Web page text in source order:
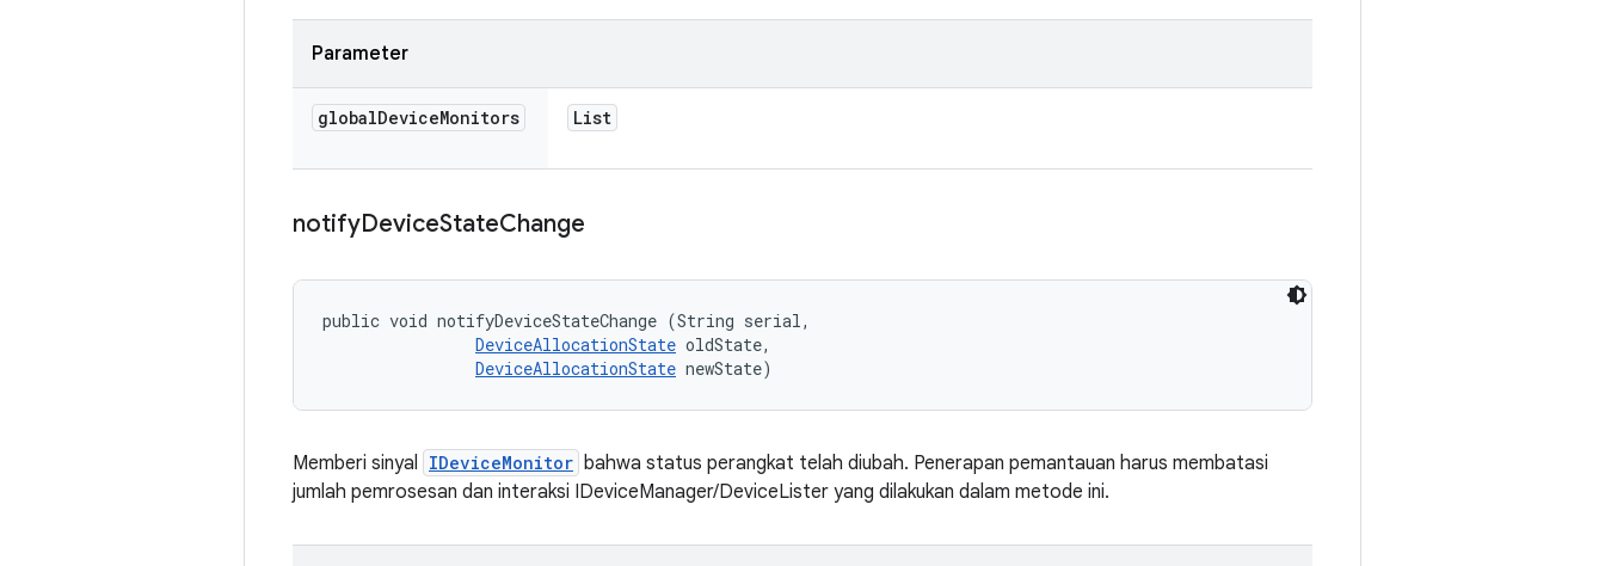
Parameter
globalDeviceMonitors List
notifyDeviceStateChange
public void notifyDeviceStateChange (String serial,
DeviceAllocationState oldState,
DeviceAllocationState newState)
Memberi sinyal IDeviceMonitor bahwa status perangkat telah diubah. Penerapan pemantauan harus membatasi
jumlah pemrosesan dan interaksi IDeviceManager/DeviceLister yang dilakukan dalam metode ini.